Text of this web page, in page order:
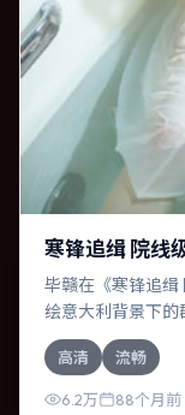
寒锋追缉 院线
毕赣在《寒锋追缉
绘意大利背景下的
层次丰富。作为
推向不可逆转的结
高清 流畅
6.2万 88个月前